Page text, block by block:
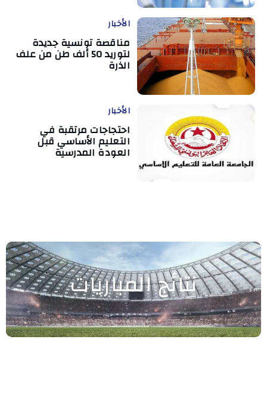
الأخبار
مناقصة تونسية جديدة
لتوريد 50 ألف طن من علف
الذرة
الأخبار
احتجاجات مرتقبة في
التعليم الأساسي قبل
العودة المدرسية
نتائج المباريات